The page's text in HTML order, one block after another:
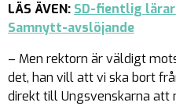
LÄS ÄVEN: SD-fientlig
Samnytt-avslöjande
– Men rektorn är väldigt
det, han vill att vi ska bort
direkt till Ungsvenskarna